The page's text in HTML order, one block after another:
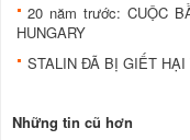
20 năm trước: CUỘC
HUNGARY
STALIN ĐÃ BỊ GIẾT
Những tin cũ hơn